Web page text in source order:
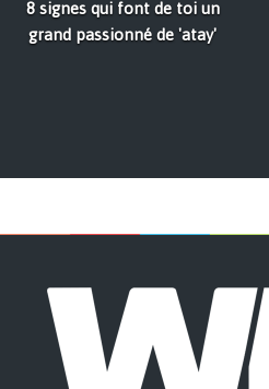
8 signes qui font de toi un
grand passionné de 'atay'